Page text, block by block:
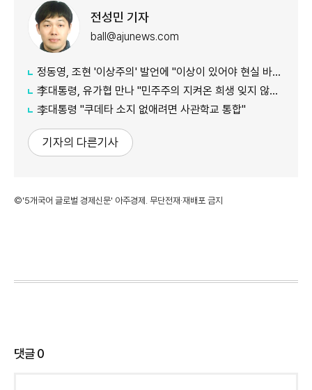
전성민 기자
ball@ajunews.com
정동영, 조현 '이상주의' 발언에 "이상이 있어야 현실 바꿔"
李대통령, 유가협 만나 "민주주의 지켜온 희생 잊지 않겠다"
李대통령 "쿠데타 소지 없애려면 사관학교 통합"
기자의 다른기사
©'5개국어 글로벌 경제신문' 아주경제. 무단전재·재배포 금지
댓글0